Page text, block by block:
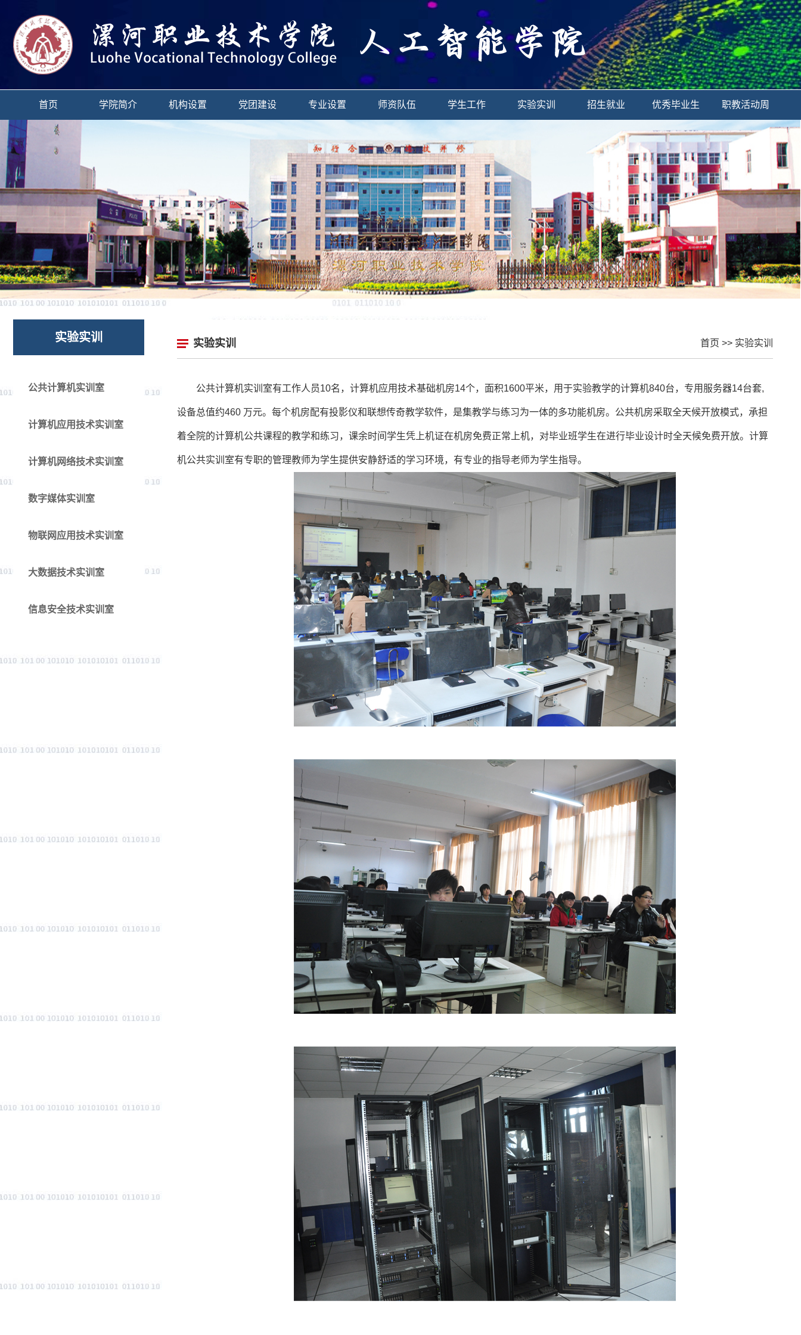
首页 学院简介 机构设置 党团建设 专业设置 师资队伍 学生工作 实验实训 招生就业 优秀毕业生 职教活动周
实验实训
公共计算机实训室
计算机应用技术实训室
计算机网络技术实训室
数字媒体实训室
物联网应用技术实训室
大数据技术实训室
信息安全技术实训室
实验实训 首页 >> 实验实训
公共计算机实训室有工作人员10名，计算机应用技术基础机房14个，面积1600平米，用于实验教学的计算机840台，专用服务器14台套,
设备总值约460 万元。每个机房配有投影仪和联想传奇教学软件，是集教学与练习为一体的多功能机房。公共机房采取全天候开放模式，承担
着全院的计算机公共课程的教学和练习，课余时间学生凭上机证在机房免费正常上机，对毕业班学生在进行毕业设计时全天候免费开放。计算
机公共实训室有专职的管理教师为学生提供安静舒适的学习环境，有专业的指导老师为学生指导。